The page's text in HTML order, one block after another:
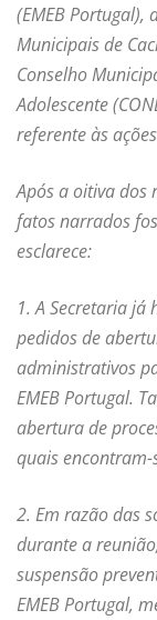
(EMEB Portugal),
Municipais de
Conselho
Adolescente
referente às
Após a oitiva dos
fatos narrados
esclarece:
1. A Secretaria
pedidos de
administrativos
EMEB Portugal.
abertura de
quais
2. Em razão das
durante a
suspensão
EMEB Portugal,